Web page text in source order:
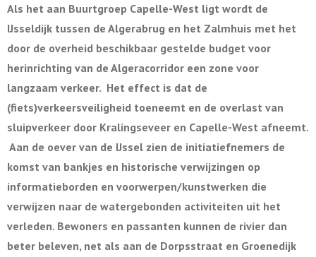
Als het aan Buurtgroep Capelle-West ligt wordt de
IJsseldijk tussen de Algerabrug en het Zalmhuis met het
door de overheid beschikbaar gestelde budget voor
herinrichting van de Algeracorridor een zone voor
langzaam verkeer. Het effect is dat de
(fiets)verkeersveiligheid toeneemt en de overlast van
sluipverkeer door Kralingseveer en Capelle-West afneemt.
Aan de oever van de IJssel zien de initiatiefnemers de
komst van bankjes en historische verwijzingen op
informatieborden en voorwerpen/kunstwerken die
verwijzen naar de watergebonden activiteiten uit het
verleden. Bewoners en passanten kunnen de rivier dan
beter beleven, net als aan de Dorpsstraat en Groenedijk